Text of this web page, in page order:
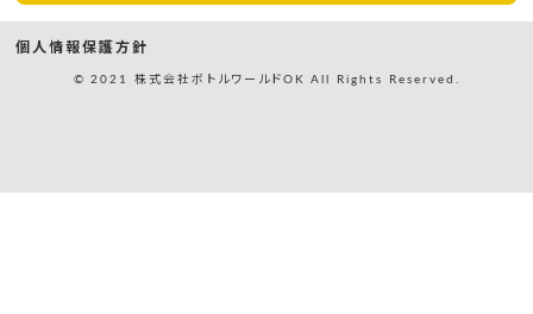
個人情報保護方針
© 2021 株式会社ボトルワールドOK All Rights Reserved.